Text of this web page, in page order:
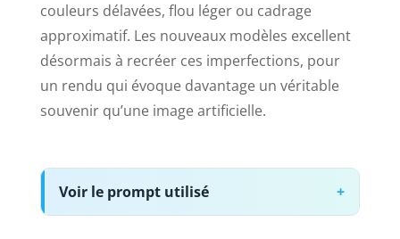
couleurs délavées, flou léger ou cadrage
approximatif. Les nouveaux modèles excellent
désormais à recréer ces imperfections, pour
un rendu qui évoque davantage un véritable
souvenir qu’une image artificielle.
Voir le prompt utilisé